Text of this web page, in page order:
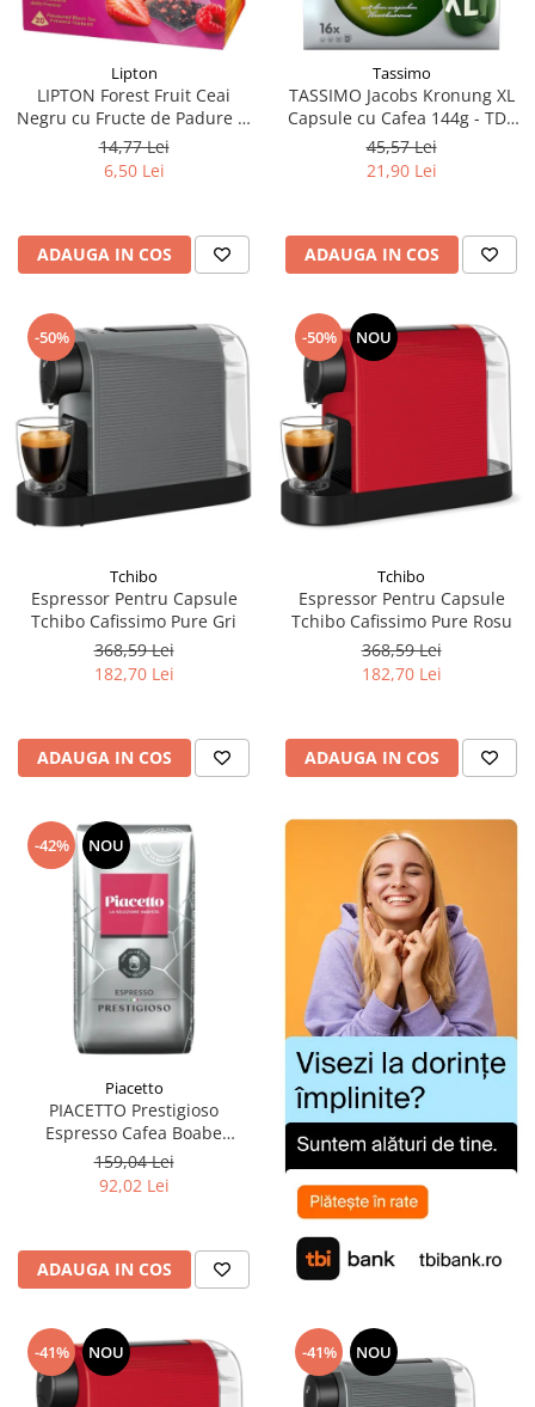
Lipton
LIPTON Forest Fruit Ceai
Negru cu Fructe de Padure si
Capsuni Piramide 20x2.1g
(TDV 30.08.2026)
14,77 Lei
6,50 Lei
ADAUGA IN COS
Tassimo
TASSIMO Jacobs Kronung XL
Capsule cu Cafea 144g - TDV
11.08.2026
45,57 Lei
21,90 Lei
ADAUGA IN COS
-50%
Tchibo
Espressor Pentru Capsule
Tchibo Cafissimo Pure Gri
368,59 Lei
182,70 Lei
ADAUGA IN COS
-50% NOU
Tchibo
Espressor Pentru Capsule
Tchibo Cafissimo Pure Rosu
368,59 Lei
182,70 Lei
ADAUGA IN COS
-42% NOU
Piacetto
PIACETTO Prestigioso
Espresso Cafea Boabe
Espresso 1kg - (TDV
14.09.2026)
159,04 Lei
92,02 Lei
ADAUGA IN COS
-41% NOU -41% NOU